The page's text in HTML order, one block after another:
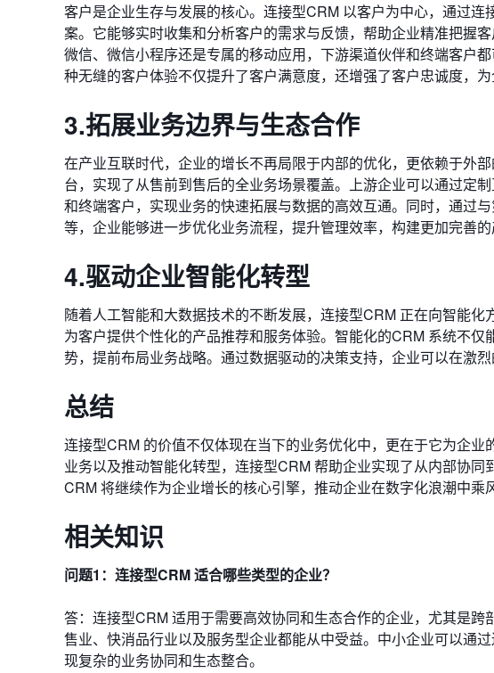
客户是企业生存与发展的核心。连接型CRM 以客户为中心，通过
案。它能够实时收集和分析客户的需求与反馈，帮助企业精准把握
微信、微信小程序还是专属的移动应用，下游渠道伙伴和终端客户
种无缝的客户体验不仅提升了客户满意度，还增强了客户忠诚度，为
3.拓展业务边界与生态合作
在产业互联时代，企业的增长不再局限于内部的优化，更依赖于外
台，实现了从售前到售后的全业务场景覆盖。上游企业可以通过定
和终端客户，实现业务的快速拓展与数据的高效互通。同时，通过
等，企业能够进一步优化业务流程，提升管理效率，构建更加完善的
4.驱动企业智能化转型
随着人工智能和大数据技术的不断发展，连接型CRM 正在向智能
为客户提供个性化的产品推荐和服务体验。智能化的CRM 系统不
势，提前布局业务战略。通过数据驱动的决策支持，企业可以在激
总结
连接型CRM 的价值不仅体现在当下的业务优化中，更在于它为企
业务以及推动智能化转型，连接型CRM 帮助企业实现了从内部协
CRM 将继续作为企业增长的核心引擎，推动企业在数字化浪潮中乘
相关知识
问题1：连接型CRM 适合哪些类型的企业？
答：连接型CRM 适用于需要高效协同和生态合作的企业，尤其是
售业、快消品行业以及服务型企业都能从中受益。中小企业可以通
现复杂的业务协同和生态整合。